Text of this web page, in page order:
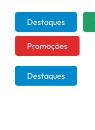
Destaques
Promoções
Destaques